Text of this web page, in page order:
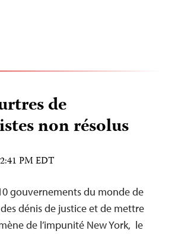
de
non résolus
PM EDT
gouvernements du monde de
dénis de justice et de mettre
de l’impunité New York, le